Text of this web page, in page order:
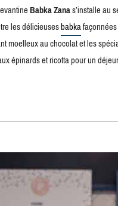
Babka Zanas’installe au
les délicieusesbabka
moelleux au chocolat et les
épinards et ricotta pour un